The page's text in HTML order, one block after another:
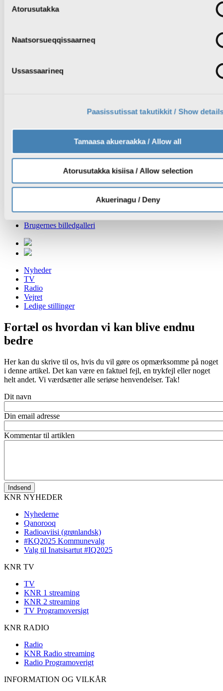
Atorusutakka
Naatsorsueqqissaarneq
Ussassaarineq
Paasissutissat takutikkit / Show
Tamaasa akueraakka / Allow all
Atorusutakka kisiisa / Allow selection
Akuerinagu / Deny
Se den seneste Qanorooq
Vejret
Se KNR2 Live
Lyt til podcasts
Søg podcasts
Lykønskninger i radioen
Radio programoversigt
Vejret
Drift
Om KNR
Brugernes billedgalleri
Nyheder
TV
Radio
Vejret
Ledige stillinger
Fortæl os hvordan vi kan blive endnu
bedre
Her kan du skrive til os, hvis du vil gøre os opmærksomme på noget
i denne artikel. Det kan være en faktuel fejl, en trykfejl eller noget
helt andet. Vi værdsætter alle seriøse henvendelser. Tak!
Dit navn
Din email adresse
Kommentar til artiklen
KNR NYHEDER
Nyhederne
Qanorooq
Radioaviisi (grønlandsk)
#KQ2025 Kommunevalg
Valg til Inatsisartut #IQ2025
KNR TV
TV
KNR 1 streaming
KNR 2 streaming
TV Programoversigt
KNR RADIO
Radio
KNR Radio streaming
Radio Programoverigt
INFORMATION OG VILKÅR